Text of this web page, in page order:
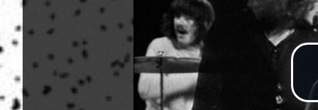
Thrills - 1968, Electric Ladyland - 1968, Waiting
1969, III - 1970, Morrison Hotel - 1970, IV -
Holy - 1973, Physical Graffiti - 1975, Horses -
Never Mind The Bollocks, Here's The Sex
Enough Rope - 1978, Highway To Hell - 1979,
Black - 1980, Love Will Tear Us Apart - 1980,